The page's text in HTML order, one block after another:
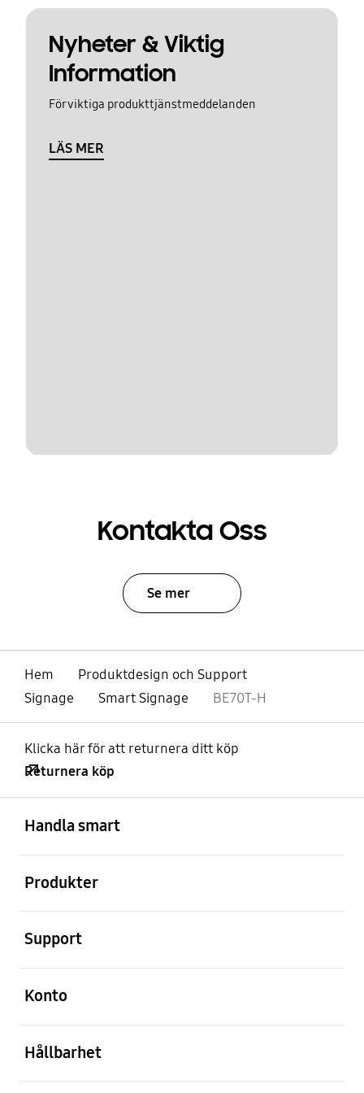
Nyheter & Viktig
Information
För viktiga produkttjänstmeddelanden
LÄS MER
Kontakta Oss
Se mer
Hem
Produktdesign och Support
Signage
Smart Signage BE70T-H
Klicka här för att returnera ditt köp
Returnera köp
Handla smart
Produkter
Support
Konto
Hållbarhet